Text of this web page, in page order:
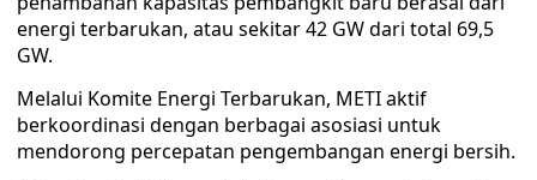
energi terbarukan, atau sekitar 42 GW dari total 69,5
GW.
Melalui Komite Energi Terbarukan, METI aktif
berkoordinasi dengan berbagai asosiasi untuk
mendorong percepatan pengembangan energi bersih.